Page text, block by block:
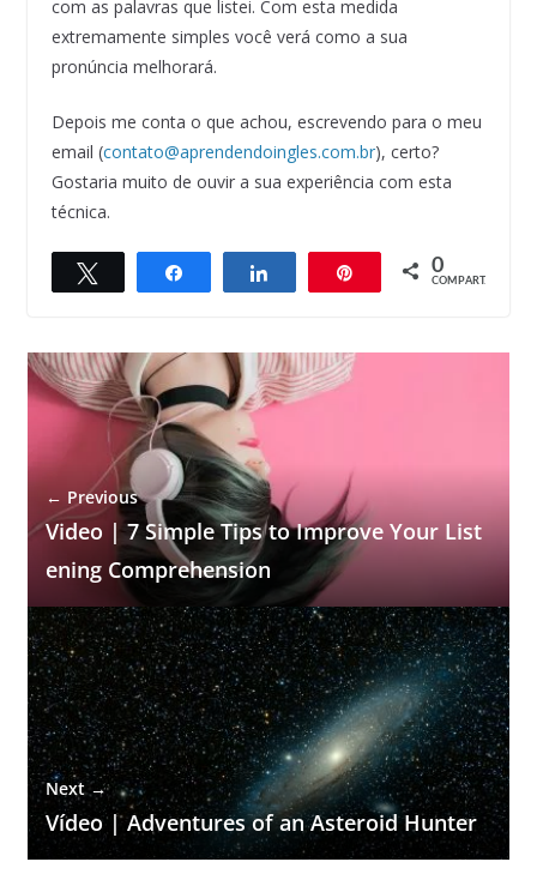
com as palavras que listei. Com esta medida
extremamente simples você verá como a sua
pronúncia melhorará.
Depois me conta o que achou, escrevendo para o meu
email (contato@aprendendoingles.com.br), certo?
Gostaria muito de ouvir a sua experiência com esta
técnica.
Compartilhar Compartilhar 0
COMPART.
← Previous
Video | 7 Simple Tips to Improve Your List
ening Comprehension
Next →
Vídeo | Adventures of an Asteroid Hunter